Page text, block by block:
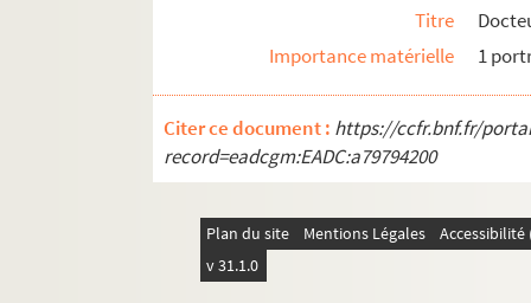
Titre
Importance matérielle
1
Citer ce document : https://ccfr.bnf.fr/
record=eadcgm:EADC:a79794200
Plan du site Mentions Légales
v 31.1.0